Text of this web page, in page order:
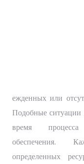
ежденных или
Подобные ситуации
время
обеспечения.
определенных